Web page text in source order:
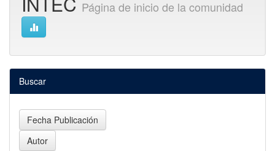
Página de inicio de la comunidad
Buscar